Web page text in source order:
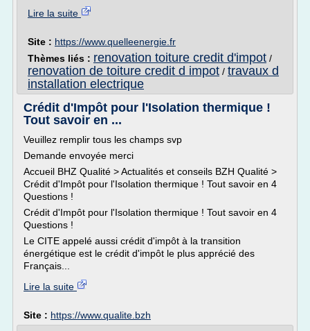
Lire la suite
Site : https://www.quelleenergie.fr
Thèmes liés : renovation toiture credit d'impot /
renovation de toiture credit d impot / travaux d
installation electrique
Crédit d'Impôt pour l'Isolation thermique !
Tout savoir en ...
Veuillez remplir tous les champs svp
Demande envoyée merci
Accueil BHZ Qualité > Actualités et conseils BZH Qualité >
Crédit d'Impôt pour l'Isolation thermique ! Tout savoir en 4
Questions !
Crédit d'Impôt pour l'Isolation thermique ! Tout savoir en 4
Questions !
Le CITE appelé aussi crédit d'impôt à la transition
énergétique est le crédit d'impôt le plus apprécié des
Français...
Lire la suite
Site : https://www.qualite.bzh